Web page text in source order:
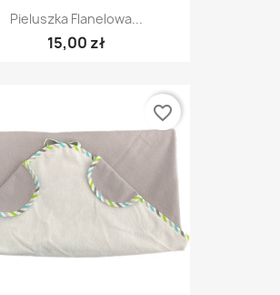
Pieluszka Flanelowa...
15,00 zł
favorite_border